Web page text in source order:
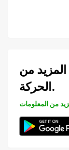
من
الحركة.
من المعلومات